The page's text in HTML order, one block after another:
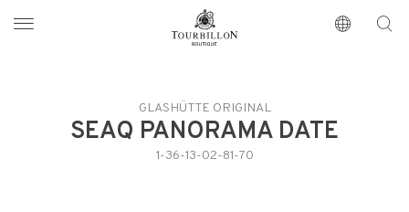
https://www.tourbillon.com/index.php/fr
GLASHÜTTE ORIGINAL
SEAQ PANORAMA DATE
1-36-13-02-81-70